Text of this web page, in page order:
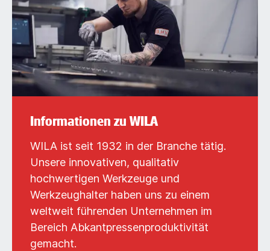
Informationen zu WILA
WILA ist seit 1932 in der Branche tätig.
Unsere innovativen, qualitativ
hochwertigen Werkzeuge und
Werkzeughalter haben uns zu einem
weltweit führenden Unternehmen im
Bereich Abkantpressenproduktivität
gemacht.